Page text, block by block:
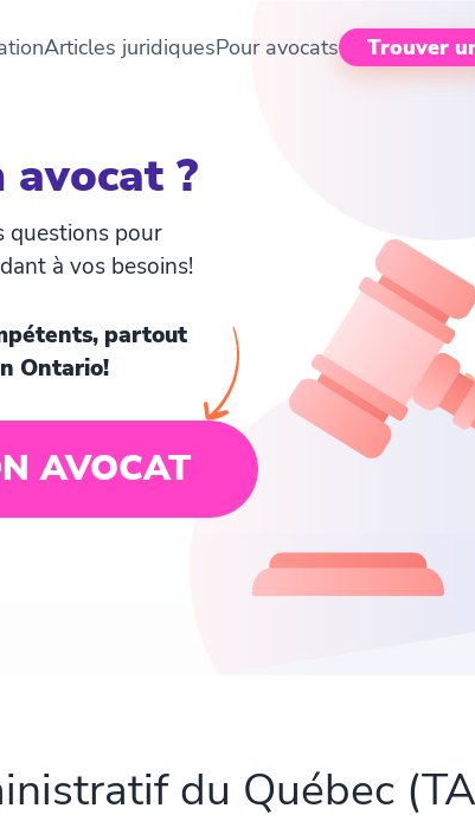
Articles juridiquesPour avocats Trouver
avocat ?
questions pour
à vos besoins!
partout
Ontario!
AVOCAT
du Québec